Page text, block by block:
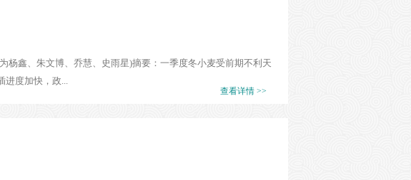
杨鑫、朱文博、乔慧、史雨星)摘要：一季度冬小麦受前期不利天
进度加快，政...
查看详情 >>